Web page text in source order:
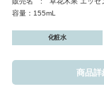
容量：155mL
化粧水
商品詳